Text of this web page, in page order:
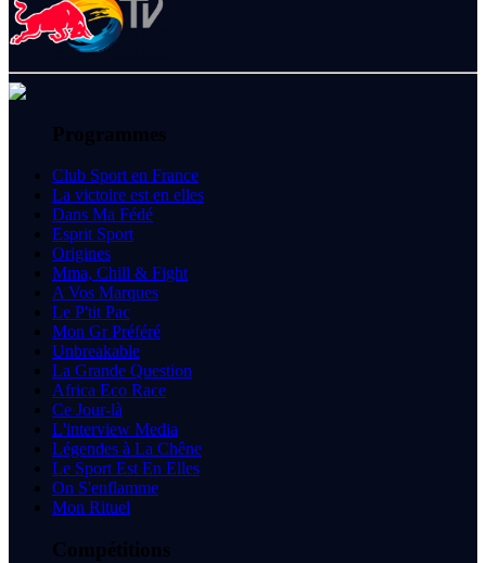
Programmes
Club Sport en France
La victoire est en elles
Dans Ma Fédé
Esprit Sport
Origines
Mma, Chill & Fight
A Vos Marques
Le P'tit Pac
Mon Gr Préféré
Unbreakable
La Grande Question
Africa Eco Race
Ce Jour-là
L'interview Media
Légendes à La Chêne
Le Sport Est En Elles
On S'enflamme
Mon Rituel
Compétitions